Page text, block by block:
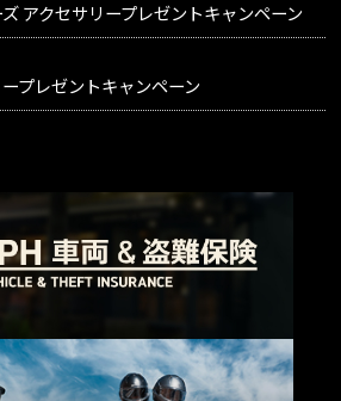
アクセサリープレゼントキャンペーン
プレゼントキャンペーン